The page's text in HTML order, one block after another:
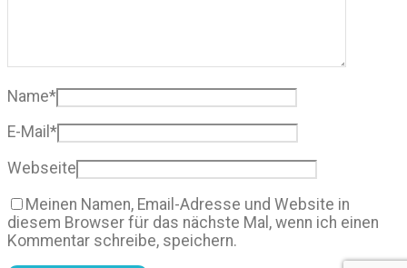
Name*
E-Mail *
Webseite
Meinen Namen, Email-Adresse und Website in
diesem Browser für das nächste Mal, wenn ich einen
Kommentar schreibe, speichern.